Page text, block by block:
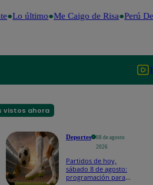
Lo último Me Caigo de Risa Perú
vistos ahora
Deportes
08 de agosto
2026
Partidos de hoy,
sábado 8 de agosto:
programación para